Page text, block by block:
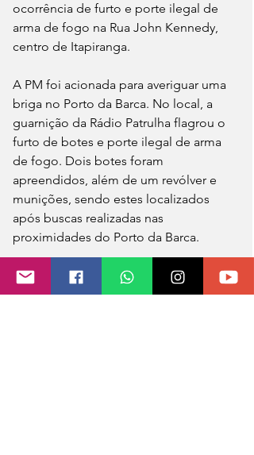
ocorrência de furto e porte ilegal de
arma de fogo na Rua John Kennedy,
centro de Itapiranga.
A PM foi acionada para averiguar uma
briga no Porto da Barca. No local, a
guarnição da Rádio Patrulha flagrou o
furto de botes e porte ilegal de arma
de fogo. Dois botes foram
apreendidos, além de um revólver e
munições, sendo estes localizados
após buscas realizadas nas
proximidades do Porto da Barca.
Um homem foi preso e conduzido a
Delegacia de São Miguel do Oeste. Os